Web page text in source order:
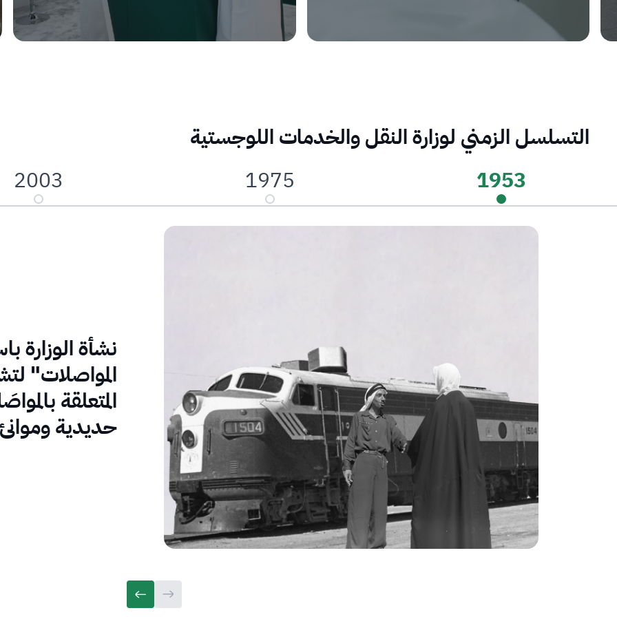
التسلسل الزمني لوزارة النقل والخدمات اللوجستية
1953
1975
2003
نشأة الوزارة
المواصلات"
المتعلقة
حديدية وموانئ